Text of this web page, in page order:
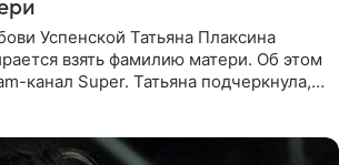
Успенской Татьяна Плаксина
взять фамилию матери. Об этом
канал Super. Татьяна подчеркнула,